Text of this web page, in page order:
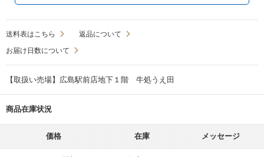
送料表はこちら
返品について
お届け日数について
【取扱い売場】広島駅前店地下１階 牛処うえ田
商品在庫状況
価格 在庫 メッセージ